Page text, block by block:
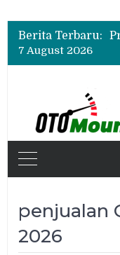
Berita Terbaru:
7 August 2026
penjualan
2026